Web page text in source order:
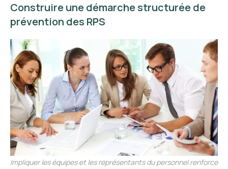
Construire une démarche structurée de
prévention des RPS
Impliquer les équipes et les représentants du personnel renforce